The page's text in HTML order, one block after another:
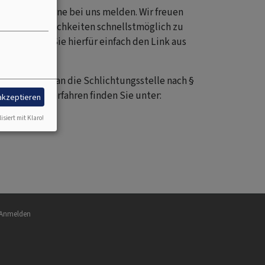
sich gerne bei uns melden. Wir freuen
Möglichkeiten schnellstmöglich zu
Kopieren Sie hierfür einfach den Link aus
sich an die Schlichtungsstelle nach §
finden Sie unter:
mit Klaro!